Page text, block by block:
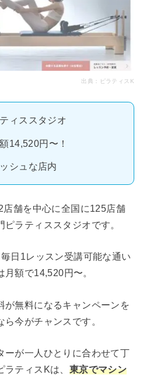
出典： ピラティスK
ィススタジオ
14,520円〜！
シュな店内
店舗を中心に全国に125店舗
ラティススタジオです。
日1レッスン受講可能な通い
額で14,520円〜。
が無料になるキャンペーンを
今がチャンスです。
ーが一人ひとりに合わせて丁
ティスKは、 東京でマシン